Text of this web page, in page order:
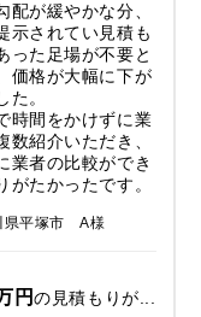
配が緩やかな分、
示されてい見積も
った足場が不要と
価格が大幅に下が
た。
時間をかけずに業
数紹介いただき、
業者の比較ができ
がたかったです。
県平塚市 A様
円の見積もりが...